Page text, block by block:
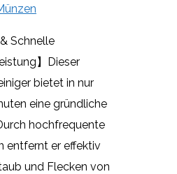
& Schnelle
】Dieser
bietet in nur
eine gründliche
hochfrequente
entfernt er effektiv
und Flecken von